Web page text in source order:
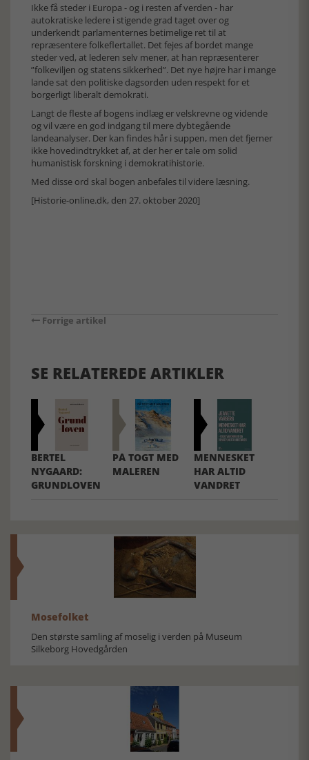
Ikke få steder i Europa - og i resten af verden - har
autokratiske ledere i stigende grad taget over og
underkendt parlamenternes betimelige ret til at
repræsentere folkeflertallet. Det fejes af bordet mange
steder ved, at lederen selv mener, at han repræsenterer
”folkeviljen og statens sikkerhed”. Det nye højre har i mange
lande sat den politiske dagsorden uden respekt for et
borgerligt liberalt demokrati.
Langt de fleste af bogens indlæg er velskrevne og vidende
og vil være en god indgang til mere dybtegående
landeanalyser. Der kan findes hår i suppen, men det fjerner
ikke hovedindtrykket af, at der her er tale om solid
humanistisk forskning i demokratihistorie.
Med disse ord skal bogen anbefales til videre læsning.
[Historie-online.dk, den 27. oktober 2020]
Forrige artikel
SE RELATEREDE ARTIKLER
BERTEL
NYGAARD:
GRUNDLOVEN
PÅ TOGT MED
MALEREN
MENNESKET
HAR ALTID
VANDRET
Mosefolket
Den største samling af moselig i verden på Museum
Silkeborg Hovedgården